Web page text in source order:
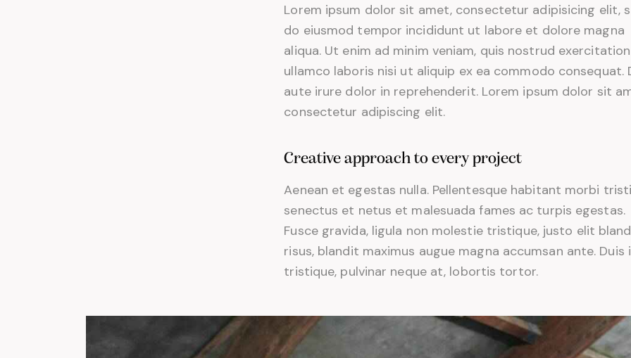
Lorem ipsum dolor sit amet, consectetur adipisicing elit,
do eiusmod tempor incididunt ut labore et dolore magna
aliqua. Ut enim ad minim veniam, quis nostrud exercitation
ullamco laboris nisi ut aliquip ex ea commodo consequat.
aute irure dolor in reprehenderit. Lorem ipsum dolor sit
consectetur adipiscing elit.
Creative approach to every project
Aenean et egestas nulla. Pellentesque habitant morbi
senectus et netus et malesuada fames ac turpis egestas.
Fusce gravida, ligula non molestie tristique, justo elit
risus, blandit maximus augue magna accumsan ante. Duis
tristique, pulvinar neque at, lobortis tortor.